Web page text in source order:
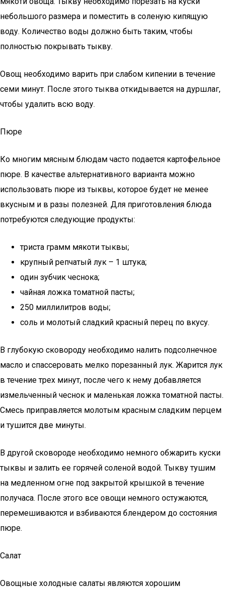
небольшого размера и поместить в соленую кипящую
воду. Количество воды должно быть таким, чтобы
полностью покрывать тыкву.
Овощ необходимо варить при слабом кипении в течение
семи минут. После этого тыква откидывается на дуршлаг,
чтобы удалить всю воду.
Пюре
Ко многим мясным блюдам часто подается картофельное
пюре. В качестве альтернативного варианта можно
использовать пюре из тыквы, которое будет не менее
вкусным и в разы полезней. Для приготовления блюда
потребуются следующие продукты:
триста грамм мякоти тыквы;
крупный репчатый лук – 1 штука;
один зубчик чеснока;
чайная ложка томатной пасты;
250 миллилитров воды;
соль и молотый сладкий красный перец по вкусу.
В глубокую сковороду необходимо налить подсолнечное
масло и спассеровать мелко порезанный лук. Жарится лук
в течение трех минут, после чего к нему добавляется
измельченный чеснок и маленькая ложка томатной пасты.
Смесь приправляется молотым красным сладким перцем
и тушится две минуты.
В другой сковороде необходимо немного обжарить куски
тыквы и залить ее горячей соленой водой. Тыкву тушим
на медленном огне под закрытой крышкой в течение
получаса. После этого все овощи немного остужаются,
перемешиваются и взбиваются блендером до состояния
пюре.
Салат
Овощные холодные салаты являются хорошим